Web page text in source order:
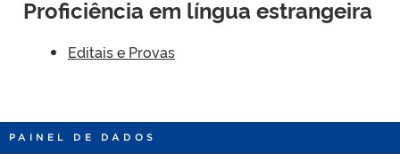
Proficiência em língua estrangeira
Editais e Provas
PAINEL DE DADOS